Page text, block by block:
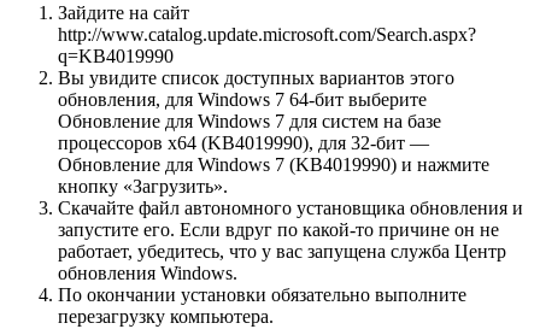
Зайдите на сайт
http://www.catalog.update.microsoft.com/Search.aspx?
q=KB4019990
Вы увидите список доступных вариантов этого
обновления, для Windows 7 64-бит выберите
Обновление для Windows 7 для систем на базе
процессоров x64 (KB4019990), для 32-бит —
Обновление для Windows 7 (KB4019990) и нажмите
кнопку «Загрузить».
Скачайте файл автономного установщика обновления и
запустите его. Если вдруг по какой-то причине он не
работает, убедитесь, что у вас запущена служба Центр
обновления Windows.
По окончании установки обязательно выполните
перезагрузку компьютера.